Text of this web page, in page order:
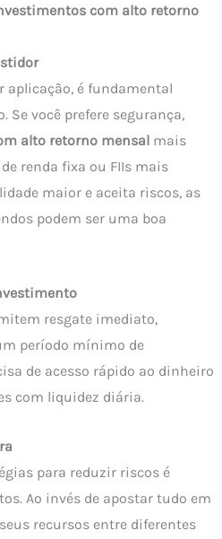
com alto retorno
aplicação, é fundamental
Se você prefere segurança,
alto retorno mensalmais
renda fixa ou FIIs mais
maior e aceita riscos, as
podem ser uma boa
resgate imediato,
período mínimo de
de acesso rápido ao dinheiro
com liquidez diária.
para reduzir riscos é
Ao invés de apostar tudo em
recursos entre diferentes